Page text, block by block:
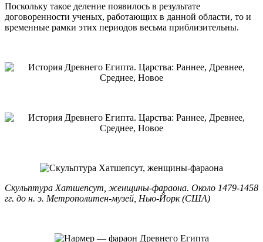
Поскольку такое деление появилось в результате
договоренности ученых, работающих в данной области, то и
временные рамки этих периодов весьма приблизительны.
Скульптура Хатшепсут, женщины-фараона. Около 1479-1458
гг. до н. э. Метрополитен-музей, Нью-Йорк (США)